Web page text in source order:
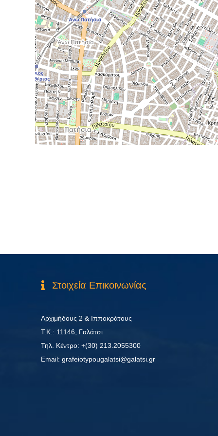
Στοιχεία Επικοινωνίας
Αρχιμήδους 2 & Ιπποκράτους
Τ.Κ.: 11146, Γαλάτσι
Τηλ. Κέντρο: +(30) 213.2055300
Εmail: grafeiotypougalatsi@galatsi.gr